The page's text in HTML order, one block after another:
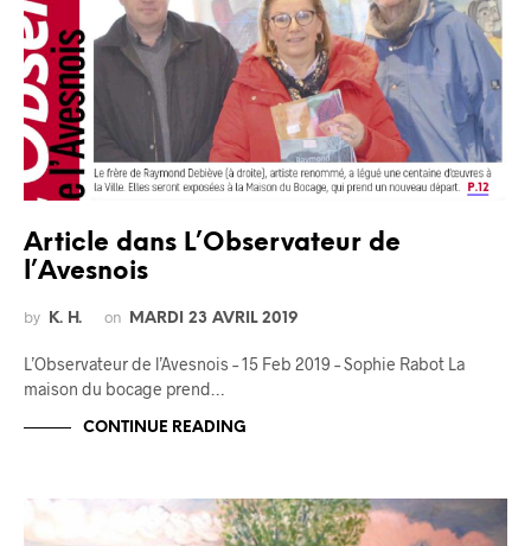
Article dans L’Observateur de
l’Avesnois
by K. H. on MARDI 23 AVRIL 2019
L’Observateur de l’Avesnois – 15 Feb 2019 – Sophie Rabot La
maison du bocage prend…
CONTINUE READING